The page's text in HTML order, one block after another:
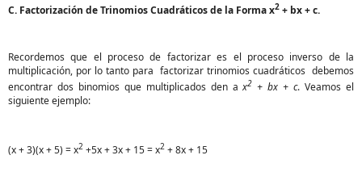
C. Factorización de Trinomios Cuadráticos de la Forma x2 + bx + c.
Recordemos que el proceso de factorizar es el proceso inverso de la
multiplicación, por lo tanto para factorizar trinomios cuadráticos debemos
encontrar dos binomios que multiplicados den ax2 + bx + c. Veamos el
siguiente ejemplo:
(x + 3)(x + 5) = x2 +5x + 3x + 15 = x2 + 8x + 15